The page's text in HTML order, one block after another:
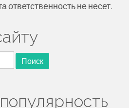
ответственность не несет.